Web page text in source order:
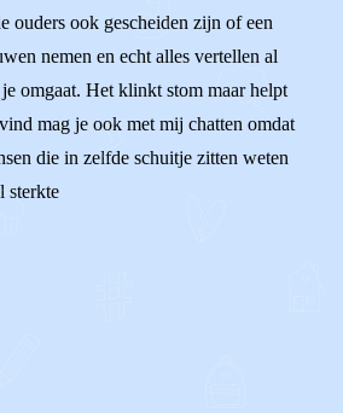
ouders ook gescheiden zijn of een
nemen en echt alles vertellen al
omgaat. Het klinkt stom maar helpt
mag je ook met mij chatten omdat
die in zelfde schuitje zitten weten
sterkte